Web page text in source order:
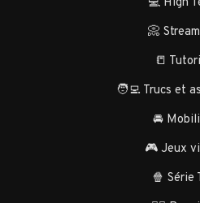
📀
📒
🧑‍💻 Trucs et
🚘
🎮 Jeux
🍿 Série